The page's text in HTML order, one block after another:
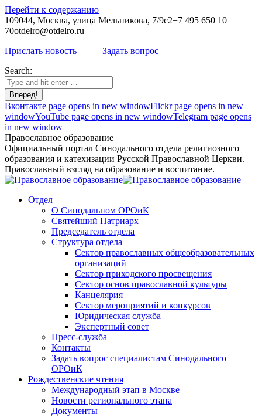
Перейти к содержанию
109044, Москва, улица Мельникова, 7/9с2+7 495 650 10
70otdelro@otdelro.ru
Прислать новость
Задать вопрос
Search:
Вконтакте page opens in new windowFlickr page opens in new
windowYouTube page opens in new windowTelegram page opens
in new window
Православное образование
Официальный портал Синодального отдела религиозного
образования и катехизации Русской Православной Церкви.
Православный взгляд на образование и воспитание.
Отдел
О Синодальном ОРОиК
Святейший Патриарх
Председатель отдела
Структура отдела
Сектор православных общеобразовательных
организаций
Сектор приходского просвещения
Сектор основ православной культуры
Канцелярия
Сектор мероприятий и конкурсов
Юридическая служба
Экспертный совет
Пресс-служба
Контакты
Задать вопрос специалистам Синодального
ОРОиК
Рождественские чтения
Международный этап в Москве
Новости регионального этапа
Документы